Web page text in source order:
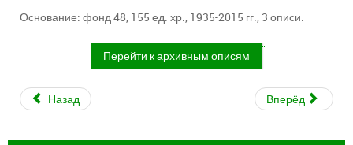
Основание: фонд 48, 155 ед. хр., 1935-2015 гг., 3 описи.
Перейти к архивным описям
Назад Вперёд